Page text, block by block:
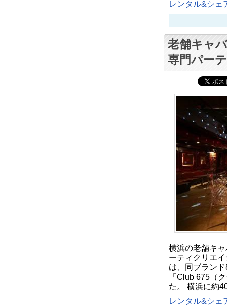
レンタル&シェ
老舗キャ
専門パー
横浜の老舗キ
ーティクリエ
は、同ブラン
「Club 675（
た。 横浜に約
レンタル&シェ